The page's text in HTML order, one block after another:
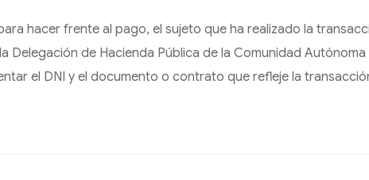
hacer frente al pago, el sujeto que ha realizado la
Delegación de Hacienda Pública de la Comunidad
el DNI y el documento o contrato que refleje la